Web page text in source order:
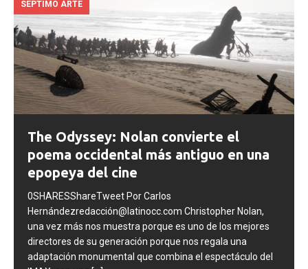
SEPTIMO ARTE
The Odyssey: Nolan convierte el
poema occidental más antiguo en una
epopeya del cine
0SHARESShareTweet Por Carlos
Hernándezredacción@latinocc.com Christopher Nolan,
una vez más nos muestra porque es uno de los mejores
directores de su generación porque nos regala una
adaptación monumental que combina el espectáculo del